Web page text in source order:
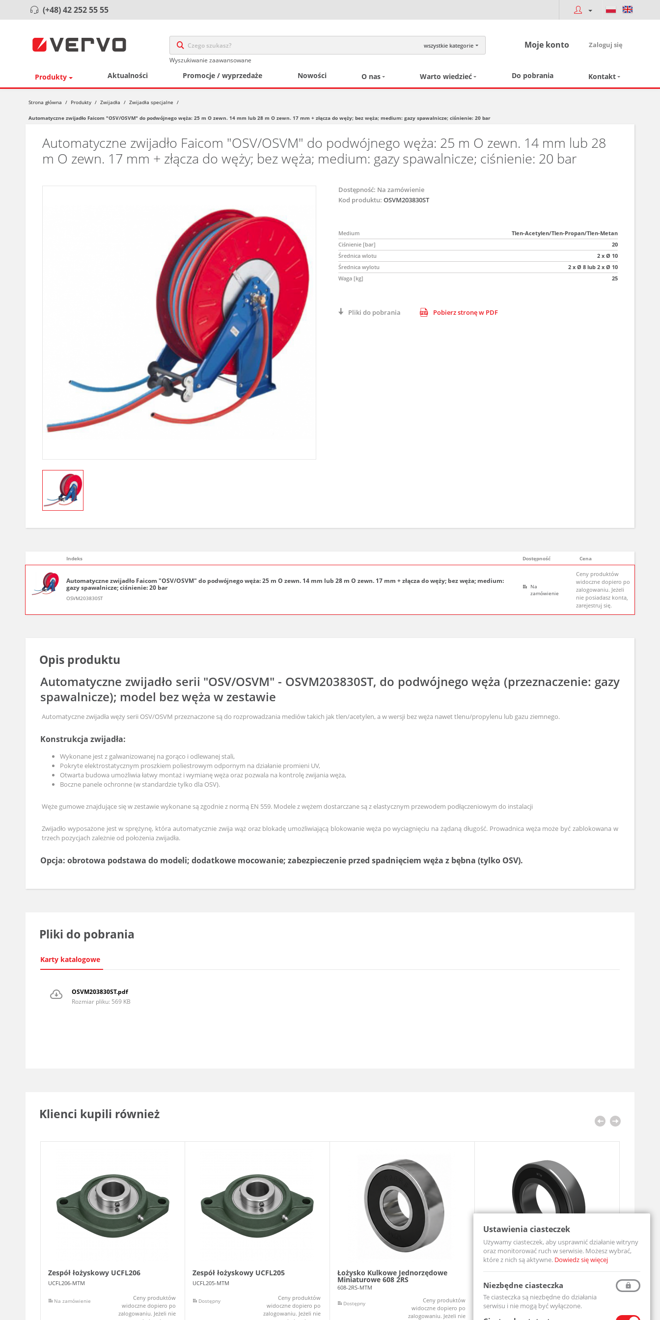
(+48) 42 252 55 55
wszystkie kategorie
Wyszukiwanie zaawansowane
Moje konto Zaloguj się
Produkty Aktualności Promocje / wyprzedaże Nowości O nas Warto wiedzieć Do pobrania Kontakt
Strona główna / Produkty / Zwijadła / Zwijadła specjalne /
Automatyczne zwijadło Faicom "OSV/OSVM" do podwójnego węża: 25 m O zewn. 14 mm lub 28 m O zewn. 17 mm + złącza do węży; bez węża; medium: gazy spawalnicze; ciśnienie: 20 bar
Automatyczne zwijadło Faicom "OSV/OSVM" do podwójnego węża: 25 m O zewn. 14 mm lub 28
m O zewn. 17 mm + złącza do węży; bez węża; medium: gazy spawalnicze; ciśnienie: 20 bar
Dostępność: Na zamówienie
Kod produktu: OSVM203830ST
Medium
Tlen-Acetylen/Tlen-Propan/Tlen-Metan
Ciśnienie [bar]
20
Średnica wlotu
2 x Ø 10
Średnica wylotu
2 x Ø 8 lub 2 x Ø 10
Waga [kg]
25
Pliki do pobrania Pobierz stronę w PDF
Indeks Dostępność Cena
Automatyczne zwijadło Faicom "OSV/OSVM" do podwójnego węża: 25 m O zewn. 14 mm lub 28 m O zewn. 17 mm + złącza do węży; bez węża; medium:
gazy spawalnicze; ciśnienie: 20 bar
OSVM203830ST
Na
zamówienie
Ceny produktów
widoczne dopiero po
zalogowaniu. Jeżeli
nie posiadasz konta,
zarejestruj się.
Opis produktu
Automatyczne zwijadło serii "OSV/OSVM" - OSVM203830ST, do podwójnego węża (przeznaczenie: gazy
spawalnicze); model bez węża w zestawie
Automatyczne zwijadła węży serii OSV/OSVM przeznaczone są do rozprowadzania mediów takich jak tlen/acetylen, a w wersji bez węża nawet tlenu/propylenu lub gazu ziemnego.
Konstrukcja zwijadła:
Wykonane jest z galwanizowanej na gorąco i odlewanej stali,
Pokryte elektrostatycznym proszkiem poliestrowym odpornym na działanie promieni UV,
Otwarta budowa umożliwia łatwy montaż i wymianę węża oraz pozwala na kontrolę zwijania węża,
Boczne panele ochronne (w standardzie tylko dla OSV).
Węże gumowe znajdujące się w zestawie wykonane są zgodnie z normą EN 559. Modele z wężem dostarczane są z elastycznym przewodem podłączeniowym do instalacji
Zwijadło wyposażone jest w sprężynę, która automatycznie zwija wąż oraz blokadę umożliwiającą blokowanie węża po wyciagnięciu na żądaną długość. Prowadnica węża może być zablokowana w
trzech pozycjach zależnie od położenia zwijadła.
Opcja: obrotowa podstawa do modeli; dodatkowe mocowanie; zabezpieczenie przed spadnięciem węża z bębna (tylko OSV).
Pliki do pobrania
Karty katalogowe
OSVM203830ST.pdf
Rozmiar pliku: 569 KB
Klienci kupili również
Zespół łożyskowy UCFL206
UCFL206-MTM
Na zamówienie
Ceny produktów
widoczne dopiero po
zalogowaniu. Jeżeli nie
Zespół łożyskowy UCFL205
UCFL205-MTM
Dostępny
Ceny produktów
widoczne dopiero po
zalogowaniu. Jeżeli nie
Łożysko Kulkowe Jednorzędowe
Miniaturowe 608 2RS
608-2RS-MTM
Dostępny
Ceny produktów
widoczne dopiero po
zalogowaniu. Jeżeli nie
Łożysko Kulkowe Jednorzędowe 6204
6204-2RS-MTM
Dostępny
Ceny produktów
widoczne dopiero po
Zespół
UCF206-
Ustawienia ciasteczek
Używamy ciasteczek, aby usprawnić działanie witryny
oraz monitorować ruch w serwisie. Możesz wybrać,
które z nich są aktywne. Dowiedz się więcej
Niezbędne ciasteczka
Te ciasteczka są niezbędne do działania
serwisu i nie mogą być wyłączone.